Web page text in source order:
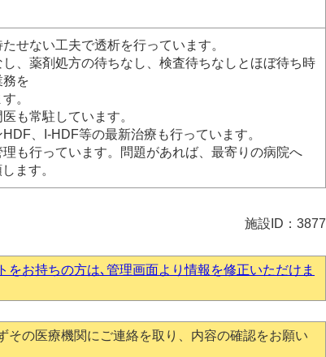
せない工夫で透析を行っています。
し、薬剤処方の待ちなし、検査待ちなしとほぼ待ち時
務を
。
も常駐しています。
、I-HDF等の最新治療も行っています。
理も行っています。問題があれば、最寄りの病院へ
ます。
施設ID：3877
をお持ちの方は､管理画面より情報を修正いただけま
その医療機関にご連絡を取り、内容の確認をお願い